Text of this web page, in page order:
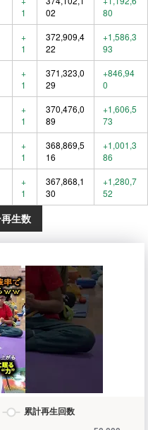
1
02
80
+
1
372,909,4
22
+1,586,3
93
+
1
371,323,0
29
+846,94
0
+
1
370,476,0
89
+1,606,5
73
+
1
368,869,5
16
+1,001,3
86
+
1
367,868,1
30
+1,280,7
52
生数